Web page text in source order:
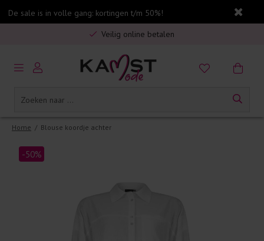
De sale is in volle gang: kortingen t/m 50%!
Gratis verzending in Nederland vanaf €75,-
Veilig online betalen
5% spaarbonus op jouw aankoop
Gratis verzending in Nederland vanaf €75,-
Home / Blouse koordje achter
-50%